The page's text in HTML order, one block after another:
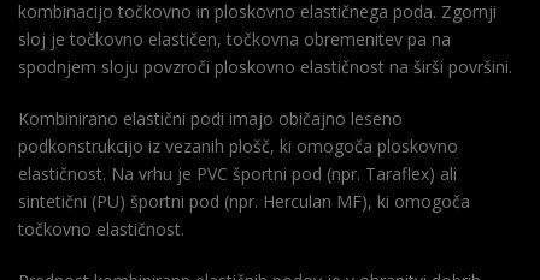
kombinacijo točkovno in ploskovno elastičnega poda. Zgornji
sloj je točkovno elastičen, točkovna obremenitev pa na
spodnjem sloju povzroči ploskovno elastičnost na širši površini.
Kombinirano elastični podi imajo običajno leseno
podkonstrukcijo iz vezanih plošč, ki omogoča ploskovno
elastičnost. Na vrhu je PVC športni pod (npr. Taraflex) ali
sintetični (PU) športni pod (npr. Herculan MF), ki omogoča
točkovno elastičnost.